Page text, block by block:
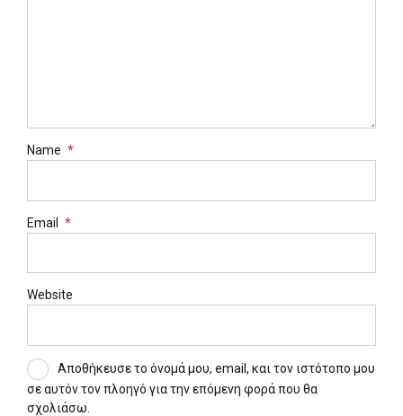
Name *
Email *
Website
Αποθήκευσε το όνομά μου, email, και τον ιστότοπο μου
σε αυτόν τον πλοηγό για την επόμενη φορά που θα
σχολιάσω.